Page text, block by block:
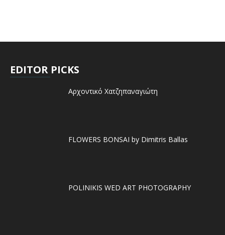
EDITOR PICKS
Αρχοντικό Χατζηπαναγιώτη
FLOWERS BONSAI by Dimitris Ballas
POLINIKIS WED ART PHOTOGRAPHY